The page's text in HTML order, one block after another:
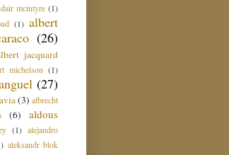
mcintyre (1)
(1) albert
(26)
jacquard
michelson (1)
(27)
(3) albrecht
(6)
aldous
(1) alejandro
aleksandr blok